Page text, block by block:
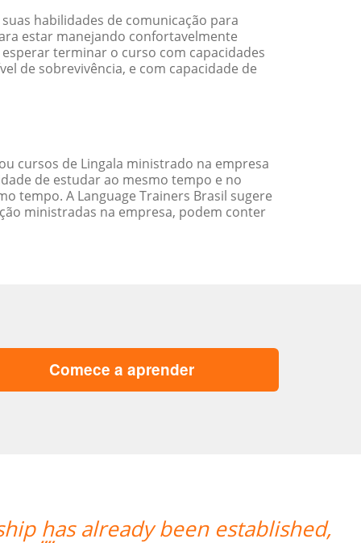
habilidades de comunicação para
estar manejando confortavelmente
terminar o curso com capacidades
de sobrevivência, e com capacidade de
cursos de Lingala ministrado na empresa
de estudar ao mesmo tempo e no
tempo. A Language Trainers Brasil sugere
ministradas na empresa, podem conter
Comece a aprender
how quickly the two weeks